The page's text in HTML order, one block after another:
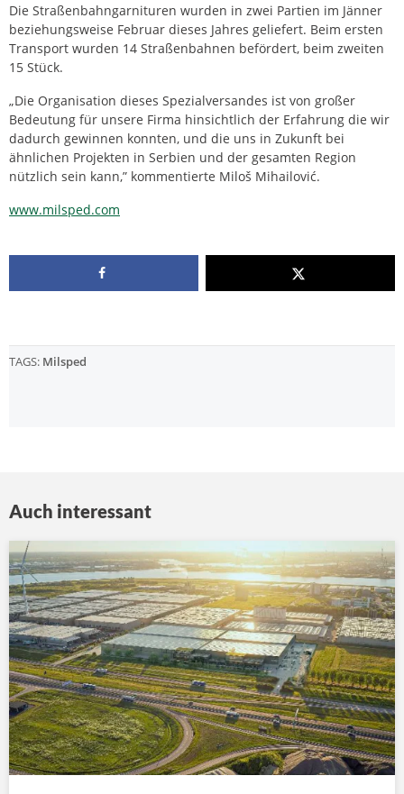
Die Straßenbahngarnituren wurden in zwei Partien im Jänner
beziehungsweise Februar dieses Jahres geliefert. Beim ersten
Transport wurden 14 Straßenbahnen befördert, beim zweiten
15 Stück.
„Die Organisation dieses Spezialversandes ist von großer
Bedeutung für unsere Firma hinsichtlich der Erfahrung die wir
dadurch gewinnen konnten, und die uns in Zukunft bei
ähnlichen Projekten in Serbien und der gesamten Region
nützlich sein kann,” kommentierte Miloš Mihailović.
www.milsped.com
TAGS: Milsped
Auch interessant